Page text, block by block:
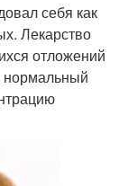
себя как
Лекарство
отложений
нормальный